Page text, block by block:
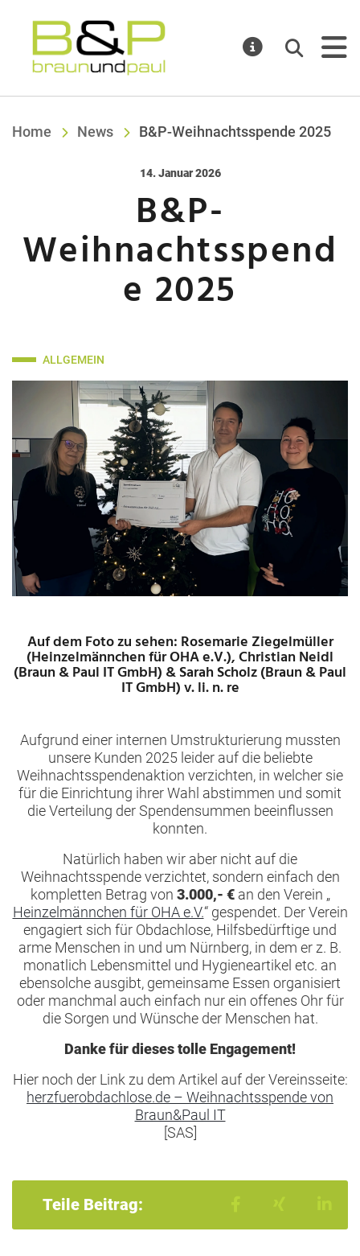
Suchen
Home News B&P-Weihnachtsspende 2025
Veröffentlicht am:
14. Januar 2026
B&P-
Weihnachtsspend
e 2025
ALLGEMEIN
Auf dem Foto zu sehen: Rosemarie Ziegelmüller
(Heinzelmännchen für OHA e.V.), Christian Neidl
(Braun & Paul IT GmbH) & Sarah Scholz (Braun & Paul
IT GmbH) v. li. n. re
Aufgrund einer internen Umstrukturierung mussten
unsere Kunden 2025 leider auf die beliebte
Weihnachtsspendenaktion verzichten, in welcher sie
für die Einrichtung ihrer Wahl abstimmen und somit
die Verteilung der Spendensummen beeinflussen
konnten.
Natürlich haben wir aber nicht auf die
Weihnachtsspende verzichtet, sondern einfach den
kompletten Betrag von 3.000,- €an den Verein „
Heinzelmännchen für OHA e.V.“ gespendet. Der Verein
engagiert sich für Obdachlose, Hilfsbedürftige und
arme Menschen in und um Nürnberg, in dem er z. B.
monatlich Lebensmittel und Hygieneartikel etc. an
ebensolche ausgibt, gemeinsame Essen organisiert
oder manchmal auch einfach nur ein offenes Ohr für
die Sorgen und Wünsche der Menschen hat.
Danke für dieses tolle Engagement!
Hier noch der Link zu dem Artikel auf der Vereinsseite:
herzfuerobdachlose.de – Weihnachtsspende von
Braun&Paul IT
[SAS]
Teile Beitrag: